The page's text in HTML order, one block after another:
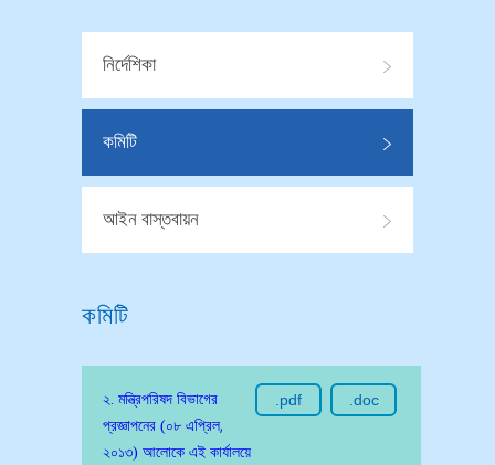
নির্দেশিকা
কমিটি
আইন বাস্তবায়ন
কমিটি
২. মন্ত্রিপরিষদ বিভাগের
প্রজ্ঞাপনের (০৮ এপ্রিল,
২০১৩) আলোকে এই কার্যালয়ে
.pdf .doc